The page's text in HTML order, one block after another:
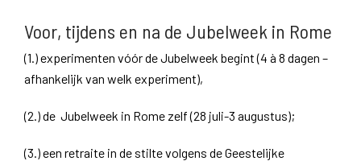
Voor, tijdens en na de Jubelweek in Rome
(1.) experimenten vóór de Jubelweek begint (4 à 8 dagen –
afhankelijk van welk experiment),
(2.) de Jubelweek in Rome zelf (28 juli-3 augustus);
(3.) een retraite in de stilte volgens de Geestelijke